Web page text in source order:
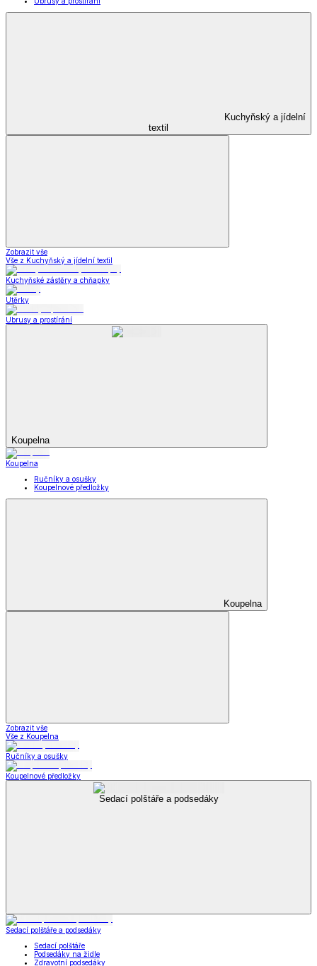
Kuchyňský a jídelní
textil
Zobrazit vše
Vše z Kuchyňský a jídelní textil
Kuchyňské zástěry a chňapky
Utěrky
Ubrusy a prostírání
Koupelna
Koupelna
Ručníky a osušky
Koupelnové předložky
Koupelna
Zobrazit vše
Vše z Koupelna
Ručníky a osušky
Koupelnové předložky
Sedací polštáře a podsedáky
Sedací polštáře a podsedáky
Sedací polštáře
Podsedáky na židle
Zdravotní podsedáky